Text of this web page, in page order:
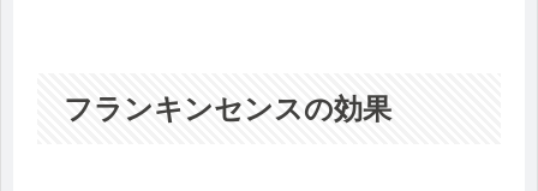
フランキンセンスの効果